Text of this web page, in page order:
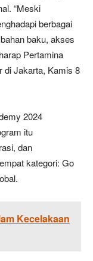
“Meski
berbagai
baku, akses
Pertamina
di Jakarta, Kamis 8
2024
itu
dan
kategori: Go
Kecelakaan